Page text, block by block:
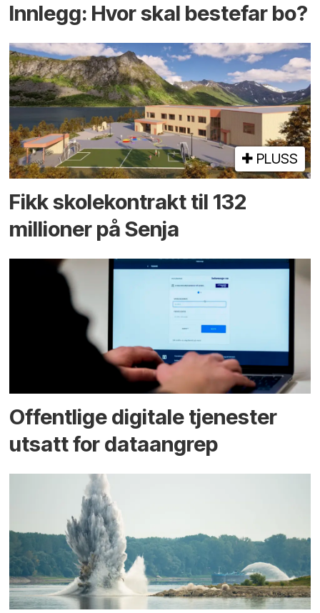
Innlegg: Hvor skal bestefar bo?
PLUSS
Fikk skole­kontrakt til 132
millioner på Senja
Offentlige digitale tjenester
utsatt for dataangrep